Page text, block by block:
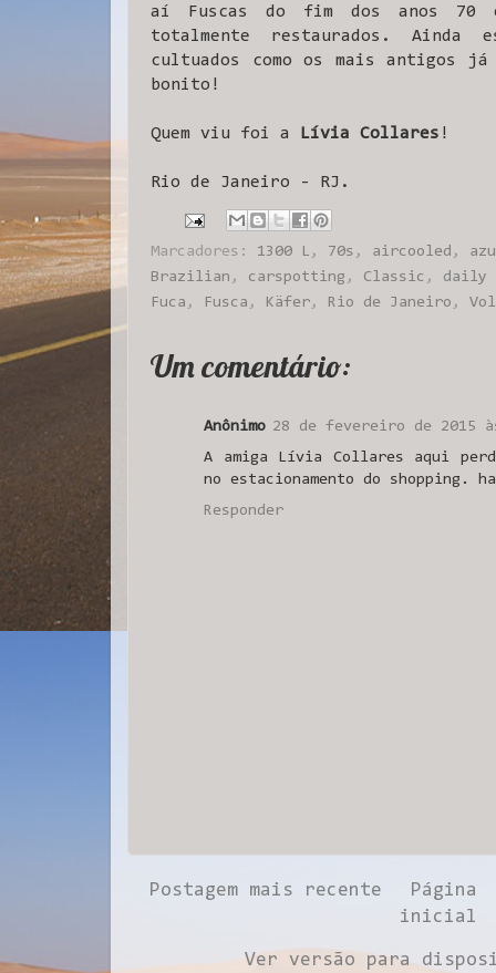
aí Fuscas do fim dos anos 70
totalmente restaurados. Ainda
cultuados como os mais antigos
bonito!
Quem viu foi a Lívia Collares !
Rio de Janeiro - RJ.
Marcadores: 1300 L , 70s , aircooled ,
Brazilian , carspotting , Classic , daily
Fuca , Fusca , Käfer , Rio de Janeiro ,
Um comentário:
Anônimo 28 de fevereiro de 2015
A amiga Lívia Collares aqui
no estacionamento do shopping.
Responder
Postagem mais recente
Página
inicial
Ver versão para